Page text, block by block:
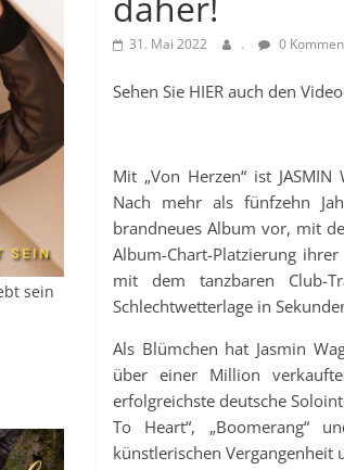
31. Mai 2022 . 0
Sehen Sie HIER auch den
Mit „Von Herzen“ ist
Nach mehr als fünfzehn
brandneues Album vor, mit
Album-Chart-Platzierung
mit dem tanzbaren Club-
Schlechtwetterlage in
Als Blümchen hat Jasmin
über einer Million
erfolgreichste deutsche
To Heart“, „Boomerang“
künstlerischen Vergangenheit
sein